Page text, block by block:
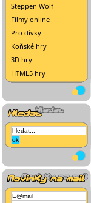
Steppen Wolf
Filmy online
Pro dívky
Koňské hry
3D hry
HTML5 hry